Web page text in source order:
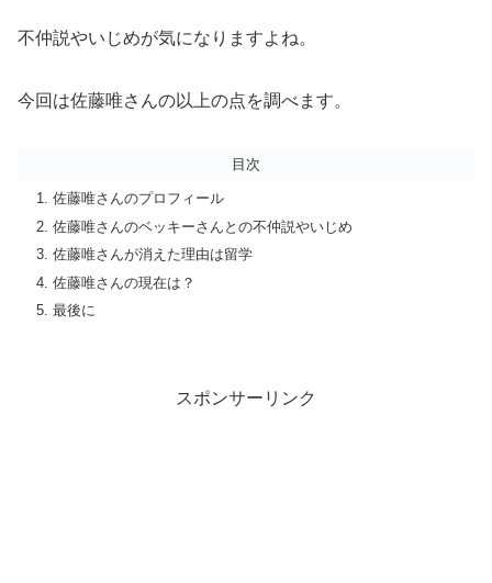
不仲説やいじめが気になりますよね。
今回は佐藤唯さんの以上の点を調べます。
目次
佐藤唯さんのプロフィール
佐藤唯さんのベッキーさんとの不仲説やいじめ
佐藤唯さんが消えた理由は留学
佐藤唯さんの現在は？
最後に
スポンサーリンク